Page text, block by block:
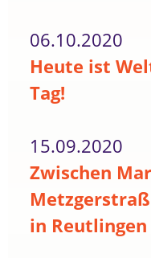
06.10.2020
Heute ist
Tag!
15.09.2020
Zwischen
in